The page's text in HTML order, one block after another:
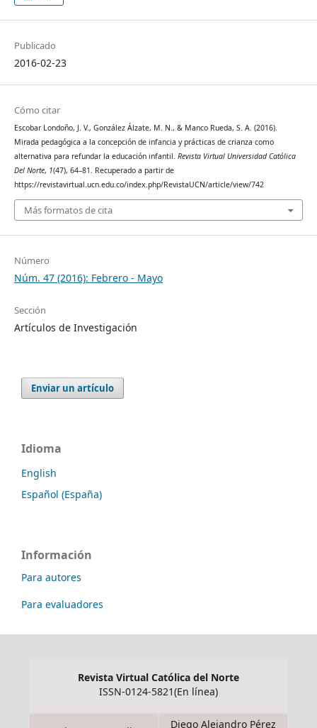
Publicado
2016-02-23
Cómo citar
Escobar Londoño, J. V., González Álzate, M. N., & Manco Rueda, S. A. (2016).
Mirada pedagógica a la concepción de infancia y prácticas de crianza como
alternativa para refundar la educación infantil. Revista Virtual Universidad Católica
Del Norte, 1(47), 64–81. Recuperado a partir de
https://revistavirtual.ucn.edu.co/index.php/RevistaUCN/article/view/742
Más formatos de cita
Número
Núm. 47 (2016): Febrero - Mayo
Sección
Artículos de Investigación
Enviar un artículo
Idioma
English
Español (España)
Información
Para autores
Para evaluadores
Revista Virtual Católica del Norte
ISSN-0124-5821(En línea)
Diego Alejandro Pérez